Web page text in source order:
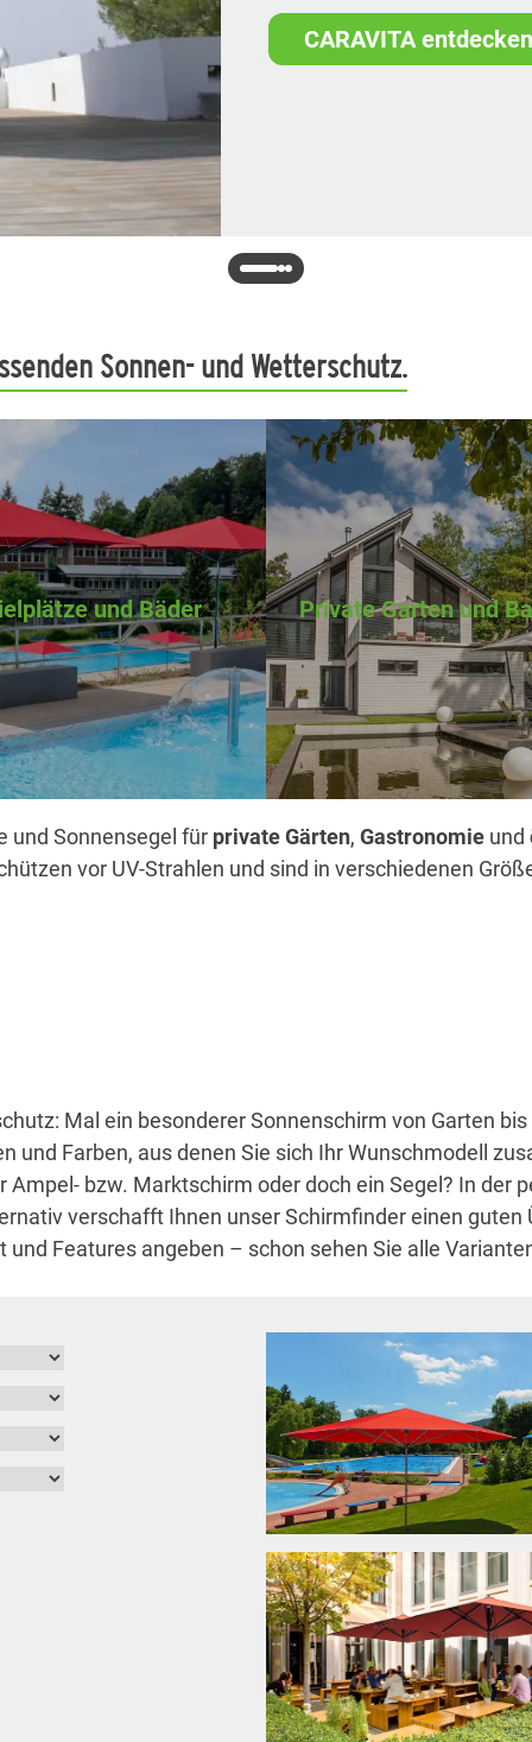
CARAVITA entdecken
So entstehen
Farbvielfalt
Sonnen- und Wetterschutz.
und Bäder Private Garten und
und Sonnensegel für private Gärten,Gastronomie und
vor UV-Strahlen und sind in verschiedenen
Mal ein besonderer Sonnenschirm von Garten
und Farben, aus denen Sie sich Ihr Wunschmodell
bzw. Marktschirm oder doch ein Segel? In der
verschafft Ihnen unser Schirmfinder einen guten
Features angeben – schon sehen Sie alle